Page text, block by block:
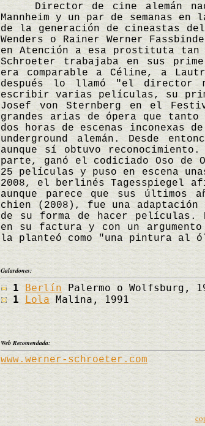
Director de cine alemán
Mannheim y un par de semanas
de la generación de cineastas
Wenders o Rainer Werner
en Atención a esa prostituta tan
Schroeter trabajaba en sus
era comparable a Céline, a
después lo llamó "el
escribir varias películas, su
Josef von Sternberg en el
grandes arias de ópera que tanto
dos horas de escenas inconexas
underground alemán. Desde
aunque sí obtuvo
parte, ganó el codiciado Oso de
25 películas y puso en escena
2008, el berlinés Tagesspiegel
aunque parece que sus
chien (2008), fue una
de su forma de hacer películas.
en su factura y con un
la planteó como "una pintura al
Galardones:
1 Berlín Palermo o Wolfsburg,
1 LolaMalina, 1991
Web Recomendada:
www.werner-schroeter.com